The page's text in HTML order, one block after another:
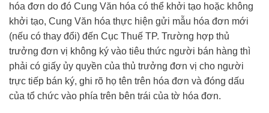
hóa đơn do đó Cung Văn hóa có thể khởi tạo hoặc không
khởi tạo, Cung Văn hóa thực hiện gửi mẫu hóa đơn mới
(nếu có thay đổi) đến Cục Thuế TP. Trường hợp thủ
trưởng đơn vị không ký vào tiêu thức người bán hàng thì
phải có giấy ủy quyền của thủ trưởng đơn vị cho người
trực tiếp bán ký, ghi rõ họ tên trên hóa đơn và đóng dấu
của tổ chức vào phía trên bên trái của tờ hóa đơn.